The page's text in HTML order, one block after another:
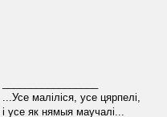
...Усе малiлiся, усе цярпелi,
i усе як нямыя маучалi...